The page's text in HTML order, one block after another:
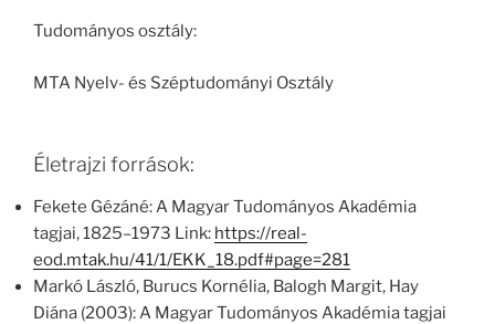
Tudományos osztály:
MTA Nyelv- és Széptudományi Osztály
Életrajzi források:
Fekete Gézáné: A Magyar Tudományos Akadémia
tagjai, 1825–1973 Link: https://real-
eod.mtak.hu/41/1/EKK_18.pdf#page=281
Markó László, Burucs Kornélia, Balogh Margit, Hay
Diána (2003): A Magyar Tudományos Akadémia tagjai